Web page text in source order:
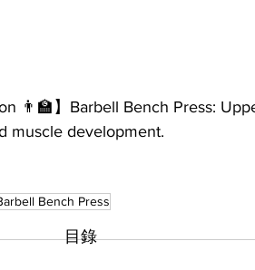
👨‍🏫】Barbell Bench Press:
muscle development.
Bench Press
​目錄